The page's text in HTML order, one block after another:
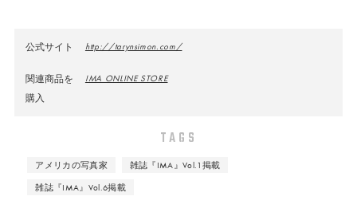
公式サイト http://tarynsimon.com/
関連商品を
購入
IMA ONLINE STORE
TAGS
アメリカの写真家
雑誌『IMA』Vol.1掲載
雑誌『IMA』Vol.6掲載